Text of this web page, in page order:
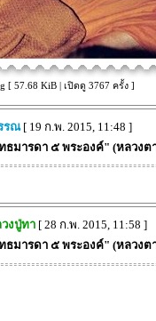
57.68 KiB | เปิดดู 3767 ครั้ง ]
รณ[ 19 ก.พ. 2015, 11:48 ]
ธมารดา ๕ พระองค์" (หลวง
งปู่ทา [ 28 ก.พ. 2015, 11:58 ]
ธมารดา ๕ พระองค์" (หลวง